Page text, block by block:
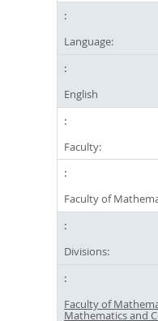
Language:
English
Faculty:
Faculty of
Divisions:
Faculty of
Mathematics and